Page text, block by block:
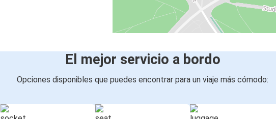
El mejor servicio a bordo
Opciones disponibles que puedes encontrar para un viaje más cómodo: